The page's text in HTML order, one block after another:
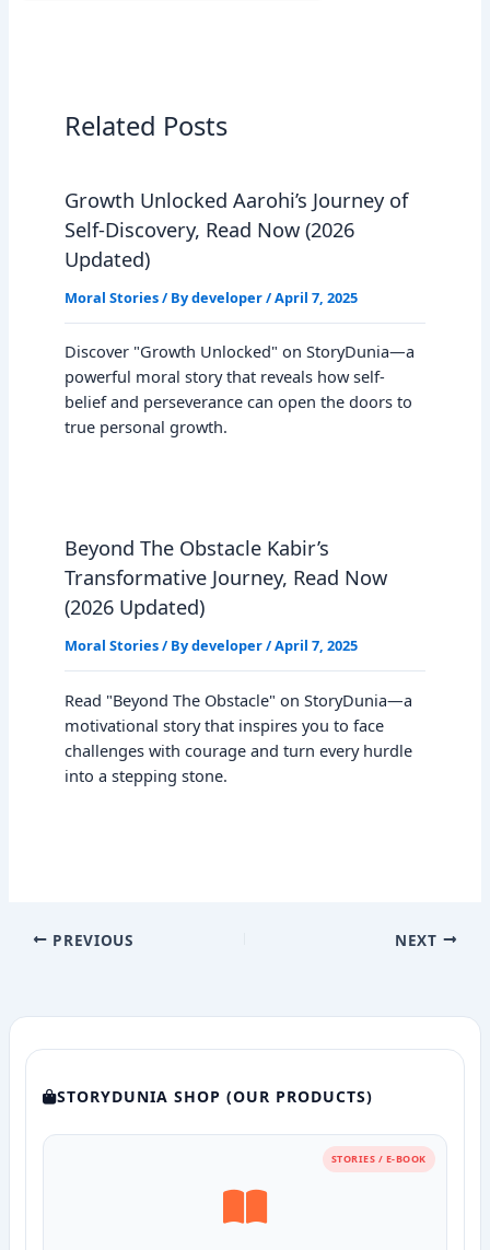
Related Posts
Growth Unlocked Aarohi’s Journey of
Self-Discovery, Read Now (2026
Updated)
Moral Stories/ Bydeveloper/April 7, 2025
Discover "Growth Unlocked" on StoryDunia—a
powerful moral story that reveals how self-
belief and perseverance can open the doors to
true personal growth.
Beyond The Obstacle Kabir’s
Transformative Journey, Read Now
(2026 Updated)
Moral Stories/ Bydeveloper/April 7, 2025
Read "Beyond The Obstacle" on StoryDunia—a
motivational story that inspires you to face
challenges with courage and turn every hurdle
into a stepping stone.
PREVIOUS NEXT
STORYDUNIA SHOP (OUR PRODUCTS)
STORIES / E-BOOK